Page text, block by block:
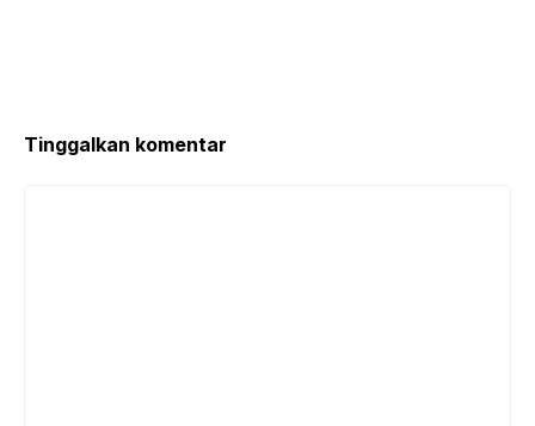
Tinggalkan komentar